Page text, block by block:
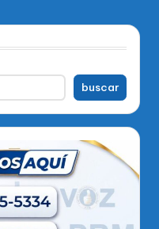
buscar